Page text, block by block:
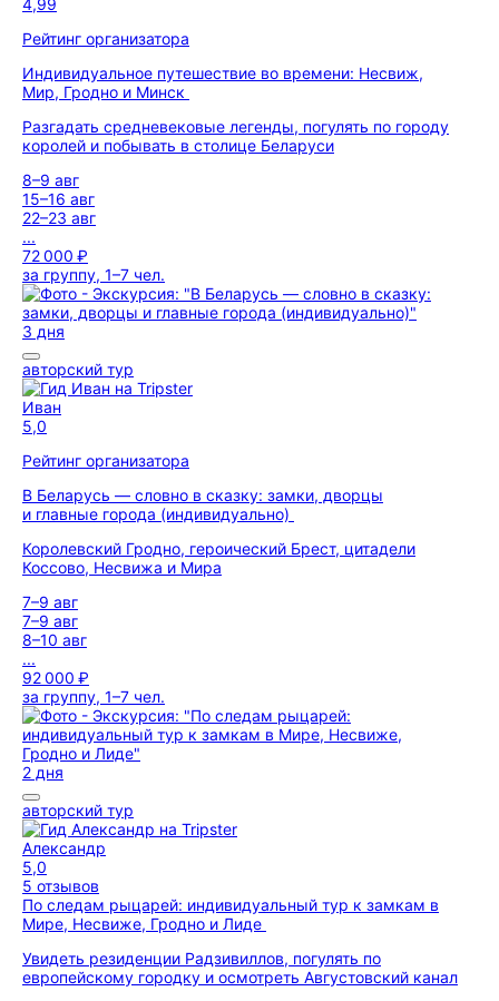
4,99
Рейтинг организатора
Индивидуальное путешествие во времени: Несвиж,
Мир, Гродно и Минск
Разгадать средневековые легенды, погулять по городу
королей и побывать в столице Беларуси
8–9 авг
15–16 авг
22–23 авг
...
72 000 ₽
за группу, 1–7 чел.
3 дня
авторский тур
Иван
5,0
Рейтинг организатора
В Беларусь — словно в сказку: замки, дворцы
и главные города (индивидуально)
Королевский Гродно, героический Брест, цитадели
Коссово, Несвижа и Мира
7–9 авг
7–9 авг
8–10 авг
...
92 000 ₽
за группу, 1–7 чел.
2 дня
авторский тур
Александр
5,0
5 отзывов
По следам рыцарей: индивидуальный тур к замкам в
Мире, Несвиже, Гродно и Лиде
Увидеть резиденции Радзивиллов, погулять по
европейскому городку и осмотреть Августовский канал